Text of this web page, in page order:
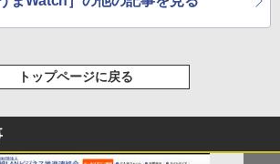
トップページに戻る